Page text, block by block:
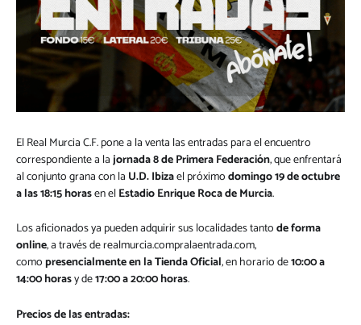
El Real Murcia C.F. pone a la venta las entradas para el encuentro
correspondiente a lajornada 8 de Primera Federación, que enfrentará
al conjunto grana con la U.D. Ibizael próximodomingo 19 de octubre
a las 18:15 horasen elEstadio Enrique Roca de Murcia.
Los aficionados ya pueden adquirir sus localidades tantode forma
online, a través derealmurcia.compralaentrada.com,
comopresencialmente en la Tienda Oficial, en horario de10:00 a
14:00 horasy de17:00 a 20:00 horas.
Precios de las entradas: